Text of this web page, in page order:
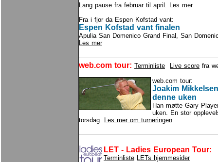
Lang pause fra februar til april. Les mer
Fra i fjor da Espen Kofstad vant:
Espen Kofstad vant finalen
Apulia San Domenico Grand Final, San
Les mer
web.com tour: Terminliste Live score fra
web.com tour:
Joakim
denne uken
Han møtte Gary
uken. En stor
torsdag. Les mer om turneringen
LET - Ladies European Tour:
Terminliste LETs hjemmesider